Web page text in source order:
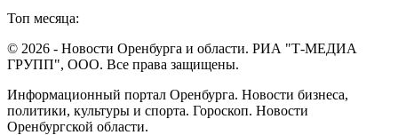
Топ месяца:
© 2026 - Новости Оренбурга и области. РИА "Т-МЕДИА
ГРУПП", ООО. Все права защищены.
Информационный портал Оренбурга. Новости бизнеса,
политики, культуры и спорта. Гороскоп. Новости
Оренбургской области.